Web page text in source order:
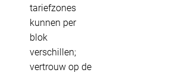
tariefzones
kunnen per
blok
verschillen;
vertrouw op de